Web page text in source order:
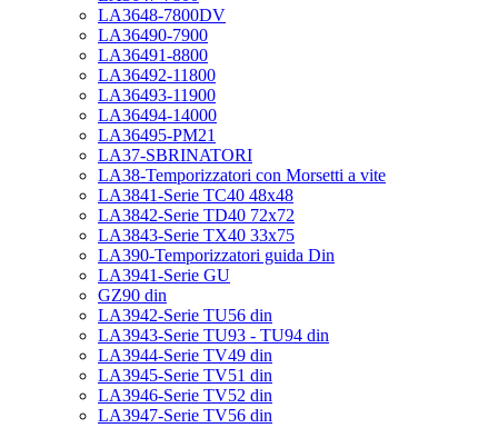
LA3648-7800DV
LA36490-7900
LA36491-8800
LA36492-11800
LA36493-11900
LA36494-14000
LA36495-PM21
LA37-SBRINATORI
LA38-Temporizzatori con Morsetti a vite
LA3841-Serie TC40 48x48
LA3842-Serie TD40 72x72
LA3843-Serie TX40 33x75
LA390-Temporizzatori guida Din
LA3941-Serie GU
GZ90 din
LA3942-Serie TU56 din
LA3943-Serie TU93 - TU94 din
LA3944-Serie TV49 din
LA3945-Serie TV51 din
LA3946-Serie TV52 din
LA3947-Serie TV56 din